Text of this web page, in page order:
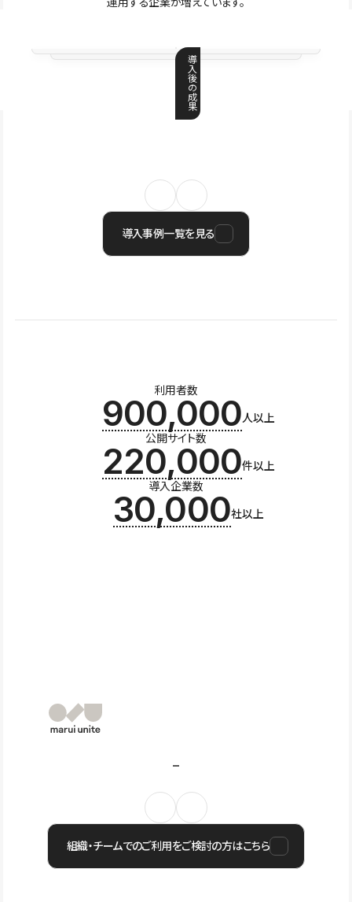
導
入
後
の
成
果
導入事例一覧を見る
利用者数
900,000人以上
公開サイト数
220,000件以上
導入企業数
30,000社以上
組織・チームでのご利用をご検討の方はこちら